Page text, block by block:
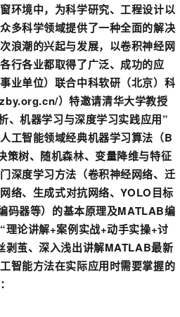
环境中，为科学研究、工程设计以
多科学领域提供了一种全面的解决
浪潮的兴起与发展，以卷积神经网
行各业都取得了广泛、成功的应
业单位）联合中科软研（北京）科
）特邀请清华大学教授
、机器学习与深度学习实践应用”
工智能领域经典机器学习算法（B
策树、随机森林、变量降维与特征
深度学习方法（卷积神经网络、迁
络、生成式对抗网络、YOLO目标
码器等）的基本原理及MATLAB编
理论讲解+案例实战+动手实操+讨
剥茧、深入浅出讲解MATLAB最新
智能方法在实际应用时需要掌握的